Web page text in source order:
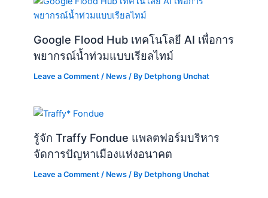
Google Flood Hub เทคโนโลยี AI เพื่อการ
พยากรณ์น้ำท่วมแบบเรียลไทม์
Leave a Comment / News / By Detphong Unchat
รู้จัก Traffy Fondue แพลตฟอร์มบริหาร
จัดการปัญหาเมืองแห่งอนาคต
Leave a Comment / News / By Detphong Unchat